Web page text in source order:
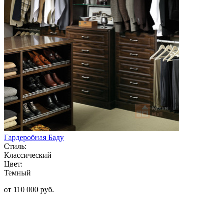
Гардеробная Баду
Стиль:
Классический
Цвет:
Темный
от 110 000 руб.